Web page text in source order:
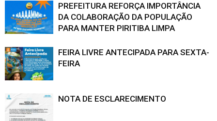
PREFEITURA REFORÇA IMPORTÂNCIA
DA COLABORAÇÃO DA POPULAÇÃO
PARA MANTER PIRITIBA LIMPA
FEIRA LIVRE ANTECIPADA PARA SEXTA-
FEIRA
NOTA DE ESCLARECIMENTO